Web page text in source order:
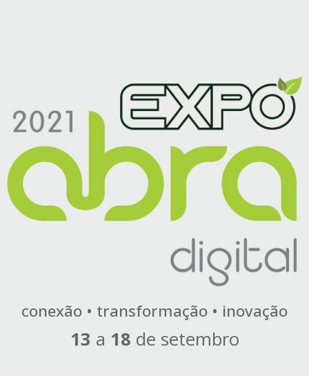
conexão • transformação • inovação
13 a 18 de setembro